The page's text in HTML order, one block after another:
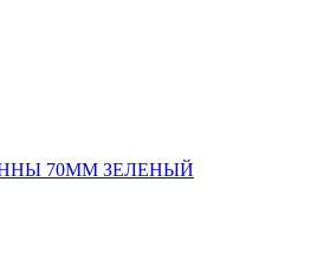
70ММ ЗЕЛЕНЫЙ